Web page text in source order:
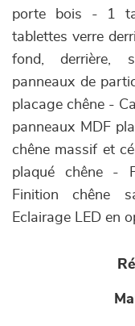
porte bois - 1
tablettes verre
fond, derrière,
panneaux de
placage chêne -
panneaux MDF
chêne massif et
plaqué chêne -
Finition chêne
Eclairage LED en